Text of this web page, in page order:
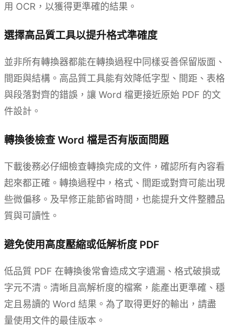
用 OCR，以獲得更準確的結果。
選擇高品質工具以提升格式準確度
並非所有轉換器都能在轉換過程中同樣妥善保留版面、
間距與結構。高品質工具能有效降低字型、間距、表格
與段落對齊的錯誤，讓 Word 檔更接近原始 PDF 的文
件設計。
轉換後檢查 Word 檔是否有版面問題
下載後務必仔細檢查轉換完成的文件，確認所有內容看
起來都正確。轉換過程中，格式、間距或對齊可能出現
些微偏移。及早修正能節省時間，也能提升文件整體品
質與可讀性。
避免使用高度壓縮或低解析度 PDF
低品質 PDF 在轉換後常會造成文字遺漏、格式破損或
字元不清。清晰且高解析度的檔案，能產出更準確、穩
定且易讀的 Word 結果。為了取得更好的輸出，請盡
量使用文件的最佳版本。